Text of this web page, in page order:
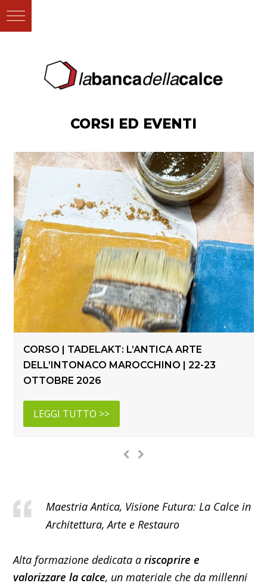
CORSI ED EVENTI
CORSO | TADELAKT: L’ANTICA ARTE
DELL’INTONACO MAROCCHINO | 22-23
OTTOBRE 2026
LEGGI TUTTO >>
Maestria Antica, Visione Futura: La Calce in
Architettura, Arte e Restauro
Alta formazione dedicata ariscoprire e
valorizzare la calce, un materiale che da millenni